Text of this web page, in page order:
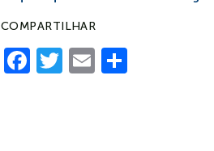
COMPARTILHAR
Facebook
Twitter
EmailShare